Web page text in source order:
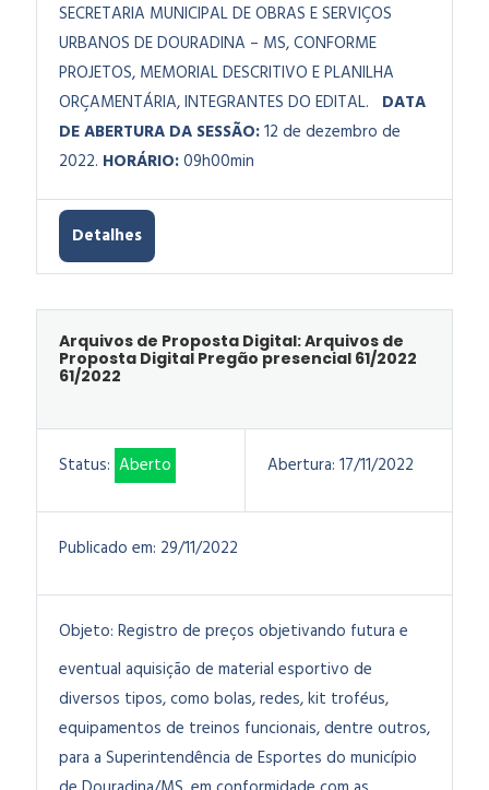
SECRETARIA MUNICIPAL DE OBRAS E SERVIÇOS
URBANOS DE DOURADINA – MS, CONFORME
PROJETOS, MEMORIAL DESCRITIVO E PLANILHA
ORÇAMENTÁRIA, INTEGRANTES DO EDITAL. DATA
DE ABERTURA DA SESSÃO:12 de dezembro de
2022. HORÁRIO:09h00min
Detalhes
Arquivos de Proposta Digital: Arquivos de
Proposta Digital Pregão presencial 61/2022
61/2022
Status: Aberto Abertura: 17/11/2022
Publicado em: 29/11/2022
Objeto: Registro de preços objetivando futura e
eventual aquisição de material esportivo de
diversos tipos, como bolas, redes, kit troféus,
equipamentos de treinos funcionais, dentre outros,
para a Superintendência de Esportes do município